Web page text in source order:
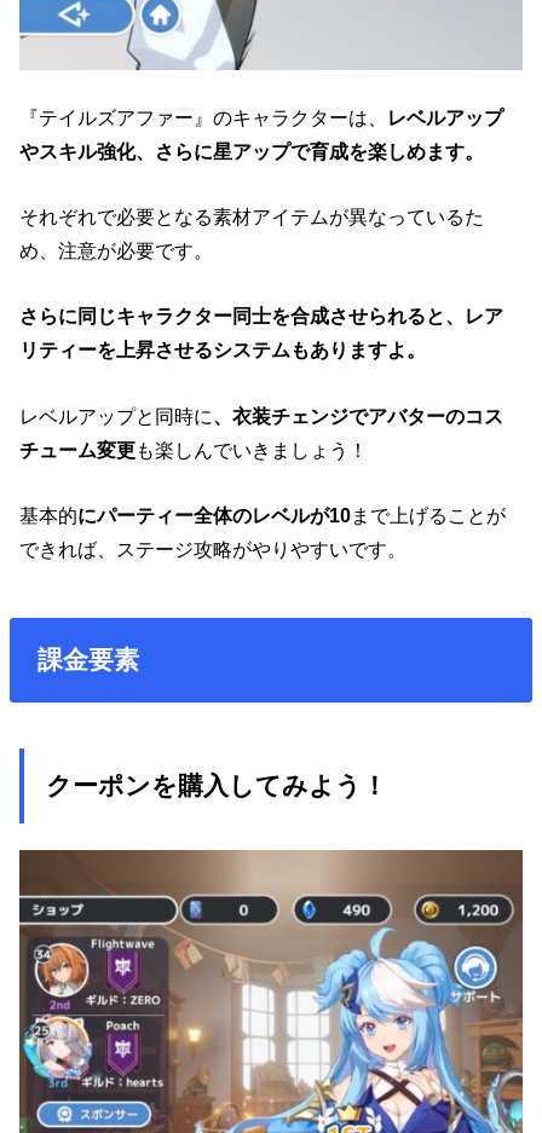
『テイルズアファー』のキャラクターは、 レベルアップ
やスキル強化、さらに星アップで育成を楽しめます。
それぞれで必要となる素材アイテムが異なっているた
め、注意が必要です。
さらに同じキャラクター同士を合成させられると、レア
リティーを上昇させるシステムもありますよ。
レベルアップと同時に、衣装チェンジでアバターのコス
チューム変更も楽しんでいきましょう！
基本的にパーティー全体のレベルが10まで上げることが
できれば、ステージ攻略がやりやすいです。
課金要素
クーポンを購入してみよう！